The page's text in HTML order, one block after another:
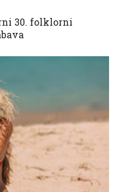
30. folklorni